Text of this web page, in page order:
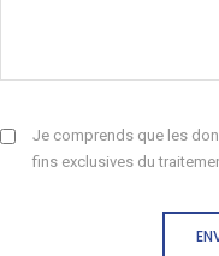
Je comprends que les
fins exclusives du